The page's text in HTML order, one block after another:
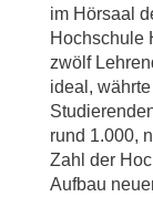
im Hörsaal
Hochschule
zwölf
ideal,
rund 1.000,
Zahl der
Aufbau